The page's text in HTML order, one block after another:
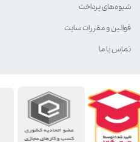
شیوه‌های پرداخت
قوانین و مقررات سایت
تماس با ما